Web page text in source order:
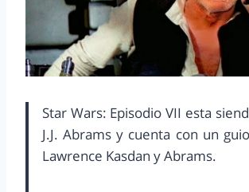
Star Wars: Episodio VII esta
J.J. Abrams y cuenta con un
Lawrence Kasdan y Abrams.